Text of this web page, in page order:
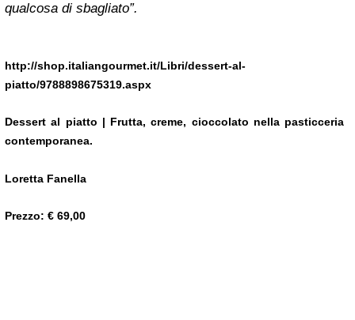
qualcosa di sbagliato”.
http://shop.italiangourmet.it/Libri/dessert-al-
piatto/9788898675319.aspx
Dessert al piatto | Frutta, creme, cioccolato nella pasticceria
contemporanea.
Loretta Fanella
Prezzo: € 69,00